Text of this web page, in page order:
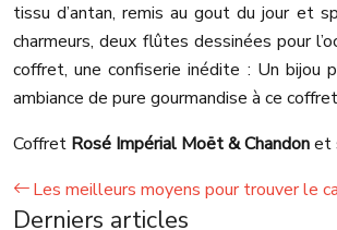
tissu d’antan, remis au gout du jour et
charmeurs, deux flûtes dessinées pour
coffret, une confiserie inédite : Un bijou
ambiance de pure gourmandise à ce
Coffret Rosé Impérial Moët & Chandonet
Les meilleurs moyens pour trouver le
Derniers articles